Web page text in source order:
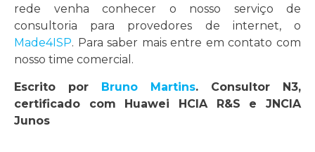
rede venha conhecer o nosso serviço de
consultoria para provedores de internet, o
Made4ISP. Para saber mais entre em contato com
nosso time comercial.
Escrito por Bruno Martins. Consultor N3,
certificado com Huawei HCIA R&S e JNCIA
Junos